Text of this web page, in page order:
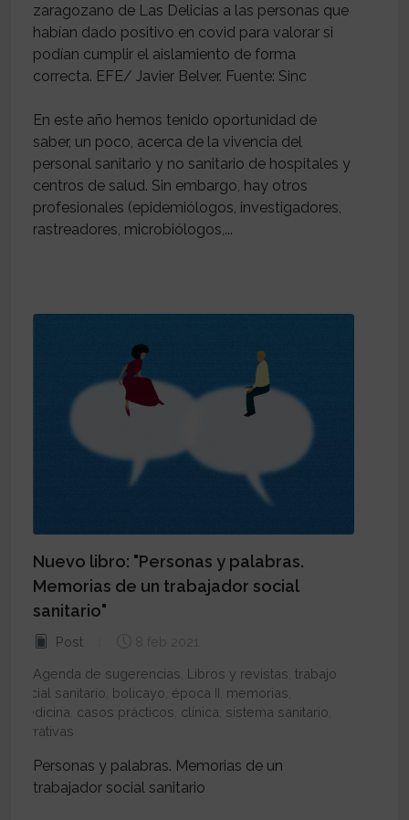
zaragozano de Las Delicias a las personas que
habían dado positivo en covid para valorar si
podían cumplir el aislamiento de forma
correcta. EFE/ Javier Belver. Fuente: Sinc
En este año hemos tenido oportunidad de
saber, un poco, acerca de la vivencia del
personal sanitario y no sanitario de hospitales y
centros de salud. Sin embargo, hay otros
profesionales (epidemiólogos, investigadores,
rastreadores, microbiólogos,...
Nuevo libro: "Personas y palabras.
Memorias de un trabajador social
sanitario"
Post 8 feb 2021
Agenda de sugerencias Libros y revistas trabajo
social sanitario bolicayo época II memorias
medicina casos prácticos clínica sistema sanitario
narrativas
Personas y palabras. Memorias de un
trabajador social sanitario